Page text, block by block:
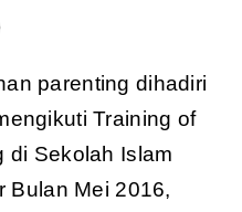
parenting dihadiri
Training of
di Sekolah Islam
Bulan Mei 2016,